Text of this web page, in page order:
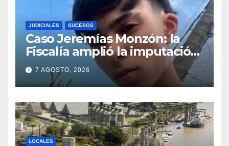
JUDICIALES SUCESOS
Caso Jeremías Monzón: la
Fiscalía amplió la imputación
contra la menor acusada del
crimen y la causa se
encamina al juicio por jurados
7 AGOSTO, 2026
LOCALES